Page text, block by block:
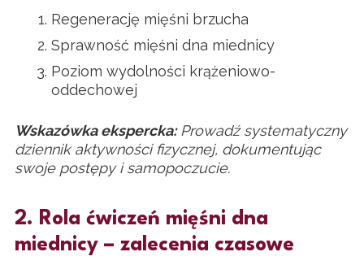
Regenerację mięśni brzucha
Sprawność mięśni dna miednicy
Poziom wydolności krążeniowo-
oddechowej
Wskazówka ekspercka: Prowadź systematyczny
dziennik aktywności fizycznej, dokumentując
swoje postępy i samopoczucie.
2. Rola ćwiczeń mięśni dna
miednicy – zalecenia czasowe